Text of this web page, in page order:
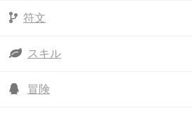
符文
スキル
冒険